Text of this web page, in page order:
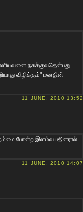
எளியவனை நசுக்குவதென்பது
விழிக்கும்" மனதின்
11 JUNE, 2010 13:52
நம்மை போன்ற இளம்வயதினரால்
11 JUNE, 2010 14:07